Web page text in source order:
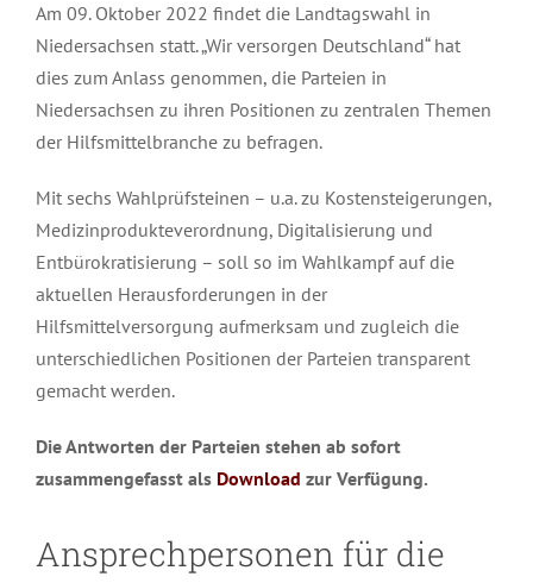
Am 09. Oktober 2022 findet die Landtagswahl in
Niedersachsen statt. „Wir versorgen Deutschland“ hat
dies zum Anlass genommen, die Parteien in
Niedersachsen zu ihren Positionen zu zentralen Themen
der Hilfsmittelbranche zu befragen.
Mit sechs Wahlprüfsteinen – u.a. zu Kostensteigerungen,
Medizinprodukteverordnung, Digitalisierung und
Entbürokratisierung – soll so im Wahlkampf auf die
aktuellen Herausforderungen in der
Hilfsmittelversorgung aufmerksam und zugleich die
unterschiedlichen Positionen der Parteien transparent
gemacht werden.
Die Antworten der Parteien stehen ab sofort
zusammengefasst als Download zur Verfügung.
Ansprechpersonen für die